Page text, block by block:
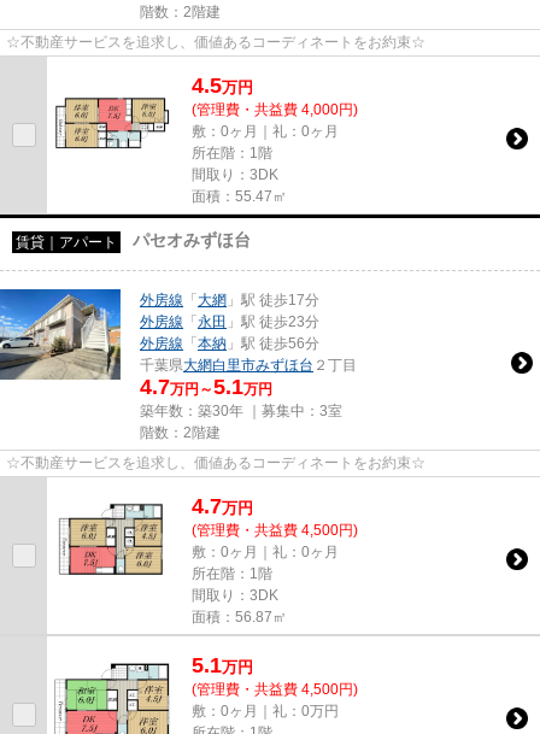
階数：2階建
☆不動産サービスを追求し、価値あるコーディネートをお約束☆
4.5万円
(管理費・共益費 4,000円)
敷：0ヶ月｜礼：0ヶ月
所在階：1階
間取り：3DK
面積：55.47㎡
賃貸｜アパート パセオみずほ台
外房線 「大網 」駅 徒歩17分
外房線 「永田 」駅 徒歩23分
外房線 「本納 」駅 徒歩56分
千葉県大網白里市みずほ台 ２丁目
4.7万円～5.1万円
築年数：築30年 ｜募集中： 3室
階数：2階建
☆不動産サービスを追求し、価値あるコーディネートをお約束☆
4.7万円
(管理費・共益費 4,500円)
敷：0ヶ月｜礼：0ヶ月
所在階：1階
間取り：3DK
面積：56.87㎡
5.1万円
(管理費・共益費 4,500円)
敷：0ヶ月｜礼：0万円